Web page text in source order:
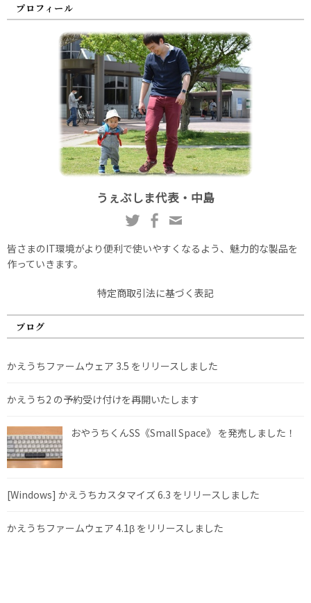
プロフィール
うぇぶしま代表・中島
皆さまのIT環境がより便利で使いやすくなるよう、魅力的な製品を
作っていきます。
特定商取引法に基づく表記
ブログ
かえうちファームウェア 3.5 をリリースしました
かえうち2 の予約受け付けを再開いたします
おやうちくんSS《Small Space》 を発売しました！
[Windows] かえうちカスタマイズ 6.3 をリリースしました
かえうちファームウェア 4.1β をリリースしました